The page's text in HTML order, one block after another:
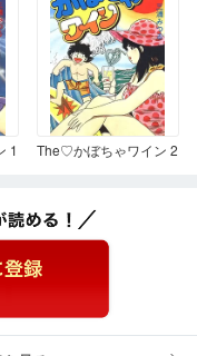
1 The♡かぼちゃワイン 2